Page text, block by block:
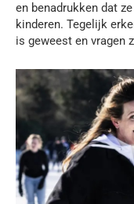
en benadrukken dat
kinderen. Tegelijk
is geweest en vragen